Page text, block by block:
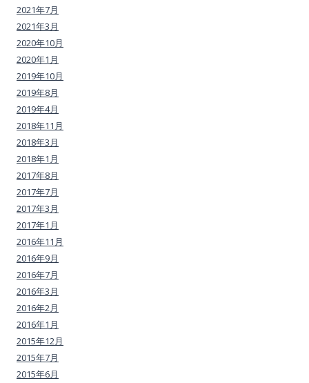
2021年7月
2021年3月
2020年10月
2020年1月
2019年10月
2019年8月
2019年4月
2018年11月
2018年3月
2018年1月
2017年8月
2017年7月
2017年3月
2017年1月
2016年11月
2016年9月
2016年7月
2016年3月
2016年2月
2016年1月
2015年12月
2015年7月
2015年6月